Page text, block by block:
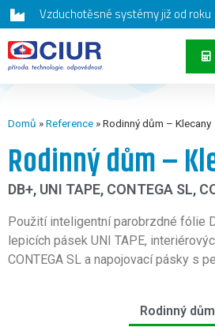
Vzduchotěsné systémy již od roku
Domů »Reference »Rodinný dům – Klecany
Rodinný dům –
DB+, UNI TAPE, CONTEGA SL,
Použití inteligentní parobrzdné fólie
lepicích pásek UNI TAPE,
CONTEGA SL a napojovací pásky s
Rodinný dům